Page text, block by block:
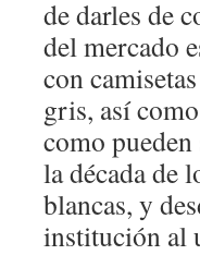
de darles de
del mercado
con
gris, así
como
la década de
blancas, y
institución al